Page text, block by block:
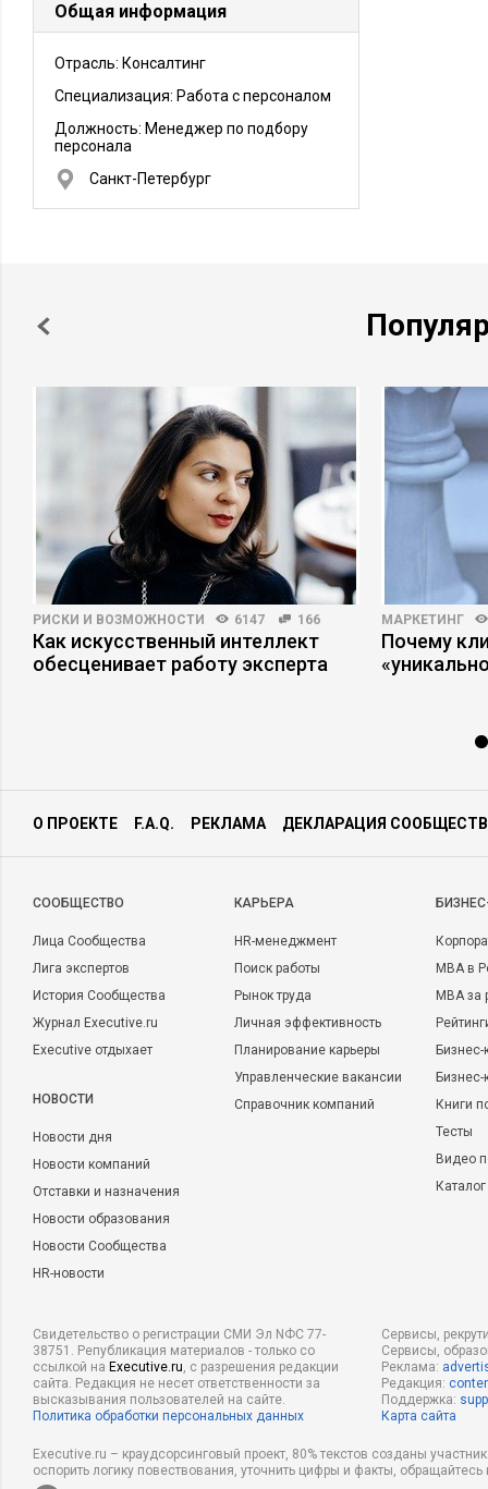
Общая информация
Отрасль: Консалтинг
Специализация: Работа с персоналом
Должность: Менеджер по подбору
персонала
Санкт-Петербург
РИСКИ И ВОЗМОЖНОСТИ 6147 166
Как искусственный интеллект
обесценивает работу эксперта
МАРКЕТИНГ
Почему
О ПРОЕКТЕ F.A.Q. РЕКЛАМА ДЕКЛАРАЦИЯ
CООБЩЕСТВО
Лица Сообщества
Лига экспертов
История Сообщества
Журнал Executive.ru
Executive отдыхает
НОВОСТИ
Новости дня
Новости компаний
Отставки и назначения
Новости образования
Новости Сообщества
HR-новости
КАРЬЕРА
HR-менеджмент
Поиск работы
Рынок труда
Личная эффективность
Планирование карьеры
Управленческие вакансии
Справочник компаний
MBA в
MBA
Бизнес-
Книги
Тесты
Видео
Свидетельство о регистрации СМИ Эл NФС 77-
38751. Републикация материалов - только со
ссылкой на Executive.ru, с разрешения редакции
сайта. Редакция не несет ответственности за
высказывания пользователей на сайте.
Политика обработки персональных данных
Сервисы,
Сервисы,
Реклама:
Редакция:
Поддержка:
Карта сайта
Executive.ru – краудсорсинговый проект, 80% текстов созданы
оспорить логику повествования, уточнить цифры и факты,